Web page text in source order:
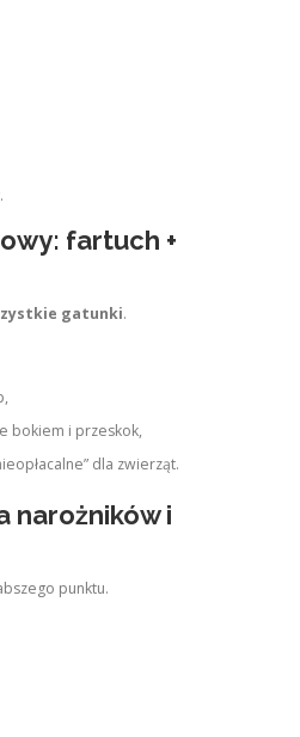
fartuch +
gatunki.
bokiem i przeskok,
dla zwierząt.
narożników i
punktu.